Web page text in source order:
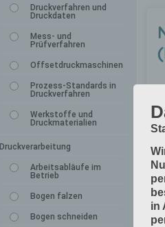
Druckverfahren und
Druckdaten
Mess- und
Prüfverfahren
Offsetdruckmaschinen
Prozess-Standards in
Druckverfahren
Werkstoffe und
Druckmaterialien
Druckverarbeitung
Arbeitsabläufe im
Betrieb
Bogen falzen
Bogen schneiden
in